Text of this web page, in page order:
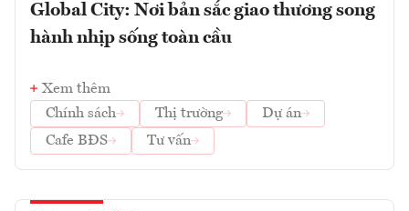
Global City: Nơi bản sắc giao thương song
hành nhịp sống toàn cầu
Xem thêm
Chính sách
Thị trường
Dự án
Cafe BĐS
Tư vấn